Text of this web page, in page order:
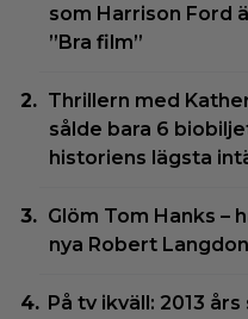
som Harrison Ford
”Bra film”
Thrillern med
sålde bara 6
historiens lägsta
Glöm Tom Hanks –
nya Robert
På tv ikväll: 2013 års